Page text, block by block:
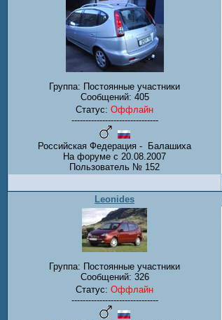
Группа: Постоянные участники
Сообщений: 405
Статус: Оффлайн
-------------------------------
Российская Федерация - Балашиха
На форуме с 20.08.2007
Пользователь № 152
Leonides
Группа: Постоянные участники
Сообщений: 326
Статус: Оффлайн
-------------------------------